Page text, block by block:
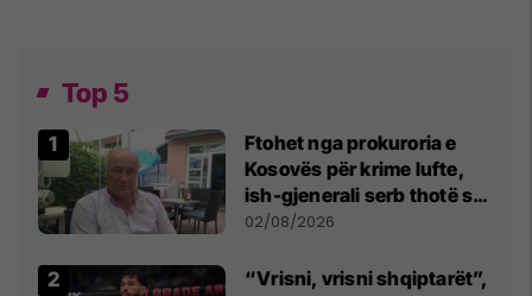
Top 5
Ftohet nga prokuroria e
Kosovës për krime lufte,
ish-gjenerali serb thotë se
dikush e tradhtoi në
02/08/2026
“Vrisni, vrisni shqiptarët”,